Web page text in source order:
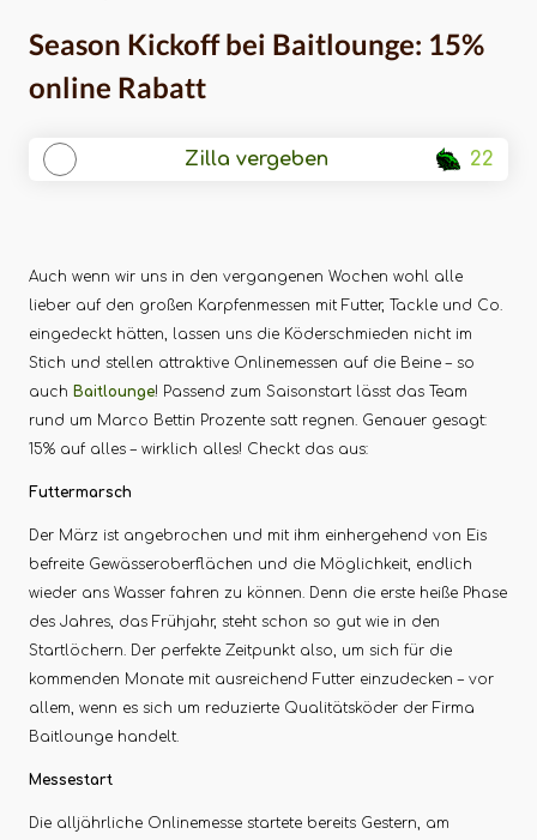
Season Kickoff bei Baitlounge: 15%
online Rabatt
Zilla vergeben 22
Auch wenn wir uns in den vergangenen Wochen wohl alle
lieber auf den großen Karpfenmessen mit Futter, Tackle und Co.
eingedeckt hätten, lassen uns die Köderschmieden nicht im
Stich und stellen attraktive Onlinemessen auf die Beine – so
auch Baitlounge! Passend zum Saisonstart lässt das Team
rund um Marco Bettin Prozente satt regnen. Genauer gesagt:
15% auf alles – wirklich alles! Checkt das aus:
Futtermarsch
Der März ist angebrochen und mit ihm einhergehend von Eis
befreite Gewässeroberflächen und die Möglichkeit, endlich
wieder ans Wasser fahren zu können. Denn die erste heiße Phase
des Jahres, das Frühjahr, steht schon so gut wie in den
Startlöchern. Der perfekte Zeitpunkt also, um sich für die
kommenden Monate mit ausreichend Futter einzudecken – vor
allem, wenn es sich um reduzierte Qualitätsköder der Firma
Baitlounge handelt.
Messestart
Die alljährliche Onlinemesse startete bereits Gestern, am